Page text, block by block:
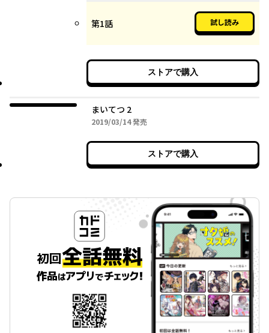
第1話 試し読み
ストアで購入
まいてつ 2
2019/03/142019年03月14日
発売
ストアで購入